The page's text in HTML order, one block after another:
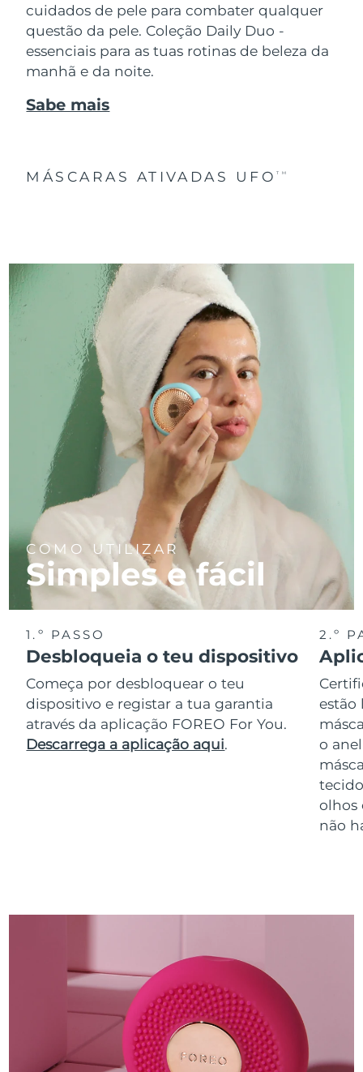
cuidados de pele para combater qualquer
questão da pele. Coleção Daily Duo -
essenciais para as tuas rotinas de beleza da
manhã e da noite.
Sabe mais
MÁSCARAS ATIVADAS UFOTM
COMO UTILIZAR
Simples e fácil
1.º PASSO
Desbloqueia o teu dispositivo
Começa por desbloquear o teu
dispositivo e registar a tua garantia
através da aplicação FOREO For You.
Descarrega a aplicação aqui.
2.º
estão
o
olhos
não